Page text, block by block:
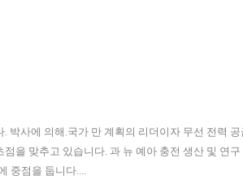
박사에 의해.국가 만 계획의 리더이자 무선 전력 공
을 맞추고 있습니다. 과 뉴 예아 충전 생산 및 연구
중점을 둡니다....